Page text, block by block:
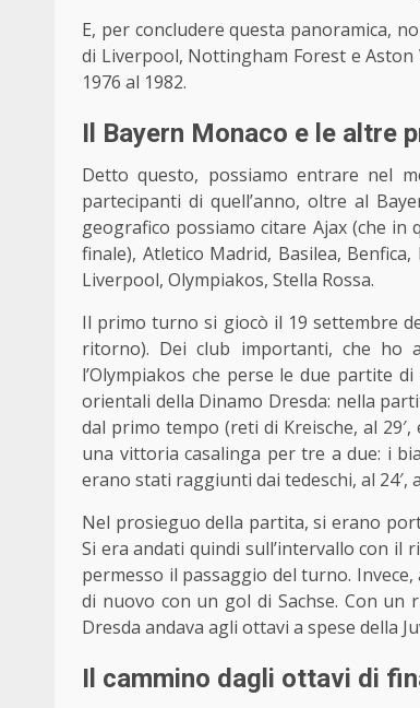
E, per concludere questa panoramica,
di Liverpool, Nottingham Forest e Aston
1976 al 1982.
Il Bayern Monaco e le altre
Detto questo, possiamo entrare nel
partecipanti di quell’anno, oltre al
geografico possiamo citare Ajax (che
finale), Atletico Madrid, Basilea, Benfica,
Liverpool, Olympiakos, Stella Rossa.
Il primo turno si giocò il 19 settembre
ritorno). Dei club importanti, che ho
l’Olympiakos che perse le due partite
orientali della Dinamo Dresda: nella
dal primo tempo (reti di Kreische, al
una vittoria casalinga per tre a due: i
erano stati raggiunti dai tedeschi, al 24′,
Nel prosieguo della partita, si erano
Si era andati quindi sull’intervallo con
permesso il passaggio del turno.
di nuovo con un gol di Sachse. Con
Dresda andava agli ottavi a spese della
Il cammino dagli ottavi di